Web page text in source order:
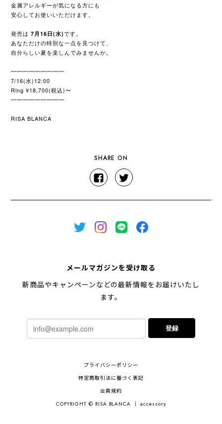
金属アレルギーが気になる方にも
安心してお使いいただけます。
発売は7月16日(水)です。
あなただけの特別な一点を見つけて、
自分らしい夏を楽しんでみませんか。
━━━━━━━━━
7/16(水)12:00
Ring ¥18,700(税込)〜
━━━━━━━━━
RISA BLANCA
SHARE ON
メールマガジンを受け取る
新商品やキャンペーンなどの最新情報をお届けいたし
ます。
登録
プライバシーポリシー
特定商取引法に基づく表記
会員規約
COPYRIGHT © RISA BLANCA ｜ accessory